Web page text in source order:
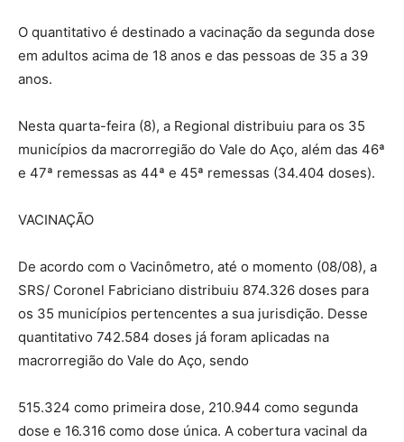
O quantitativo é destinado a vacinação da segunda dose
em adultos acima de 18 anos e das pessoas de 35 a 39
anos.
Nesta quarta-feira (8), a Regional distribuiu para os 35
municípios da macrorregião do Vale do Aço, além das 46ª
e 47ª remessas as 44ª e 45ª remessas (34.404 doses).
VACINAÇÃO
De acordo com o Vacinômetro, até o momento (08/08), a
SRS/ Coronel Fabriciano distribuiu 874.326 doses para
os 35 municípios pertencentes a sua jurisdição. Desse
quantitativo 742.584 doses já foram aplicadas na
macrorregião do Vale do Aço, sendo
515.324 como primeira dose, 210.944 como segunda
dose e 16.316 como dose única. A cobertura vacinal da